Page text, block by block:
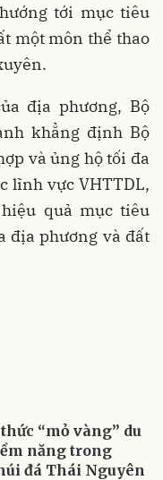
tới mục tiêu
một môn thể thao
địa phương, Bộ
khẳng định Bộ
và ủng hộ tối đa
lĩnh vực VHTTDL,
quả mục tiêu
địa phương và đất
“mỏ vàng” du
năng trong
đá Thái Nguyên